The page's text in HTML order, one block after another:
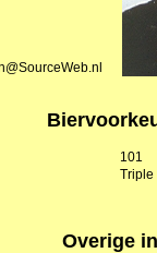
101
Triple
Overige